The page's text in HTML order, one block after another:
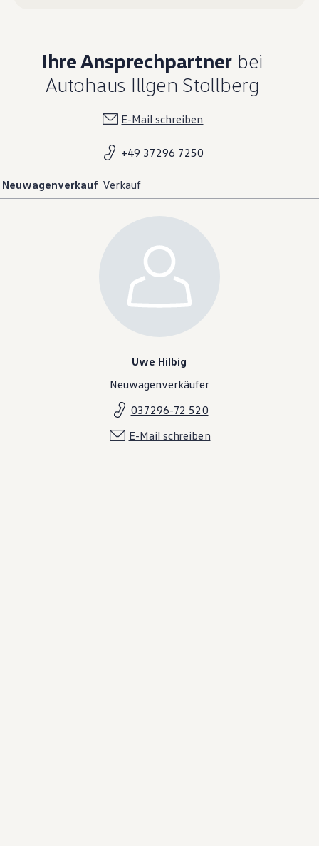
Ihre Ansprechpartner bei
Autohaus Illgen Stollberg
E-Mail schreiben
+49 37296 7250
Neuwagenverkauf Verkauf
Uwe Hilbig
Neuwagenverkäufer
037296-72 520
E-Mail schreiben